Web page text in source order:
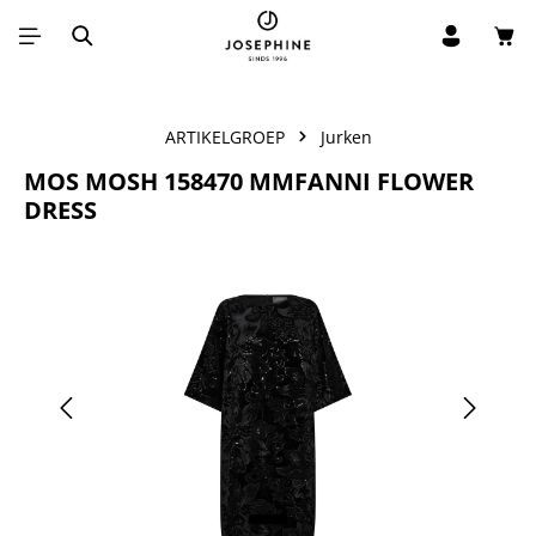
Ga naar de hoofdinhoud
ARTIKELGROEP Jurken
MOS MOSH 158470 MMFANNI FLOWER
DRESS